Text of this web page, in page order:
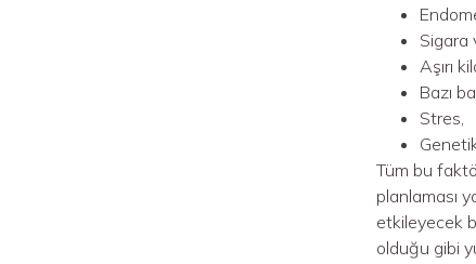
Sigara
Aşırı
Bazı
Stres,
Tüm bu
planlaması
etkileyecek
olduğu gibi